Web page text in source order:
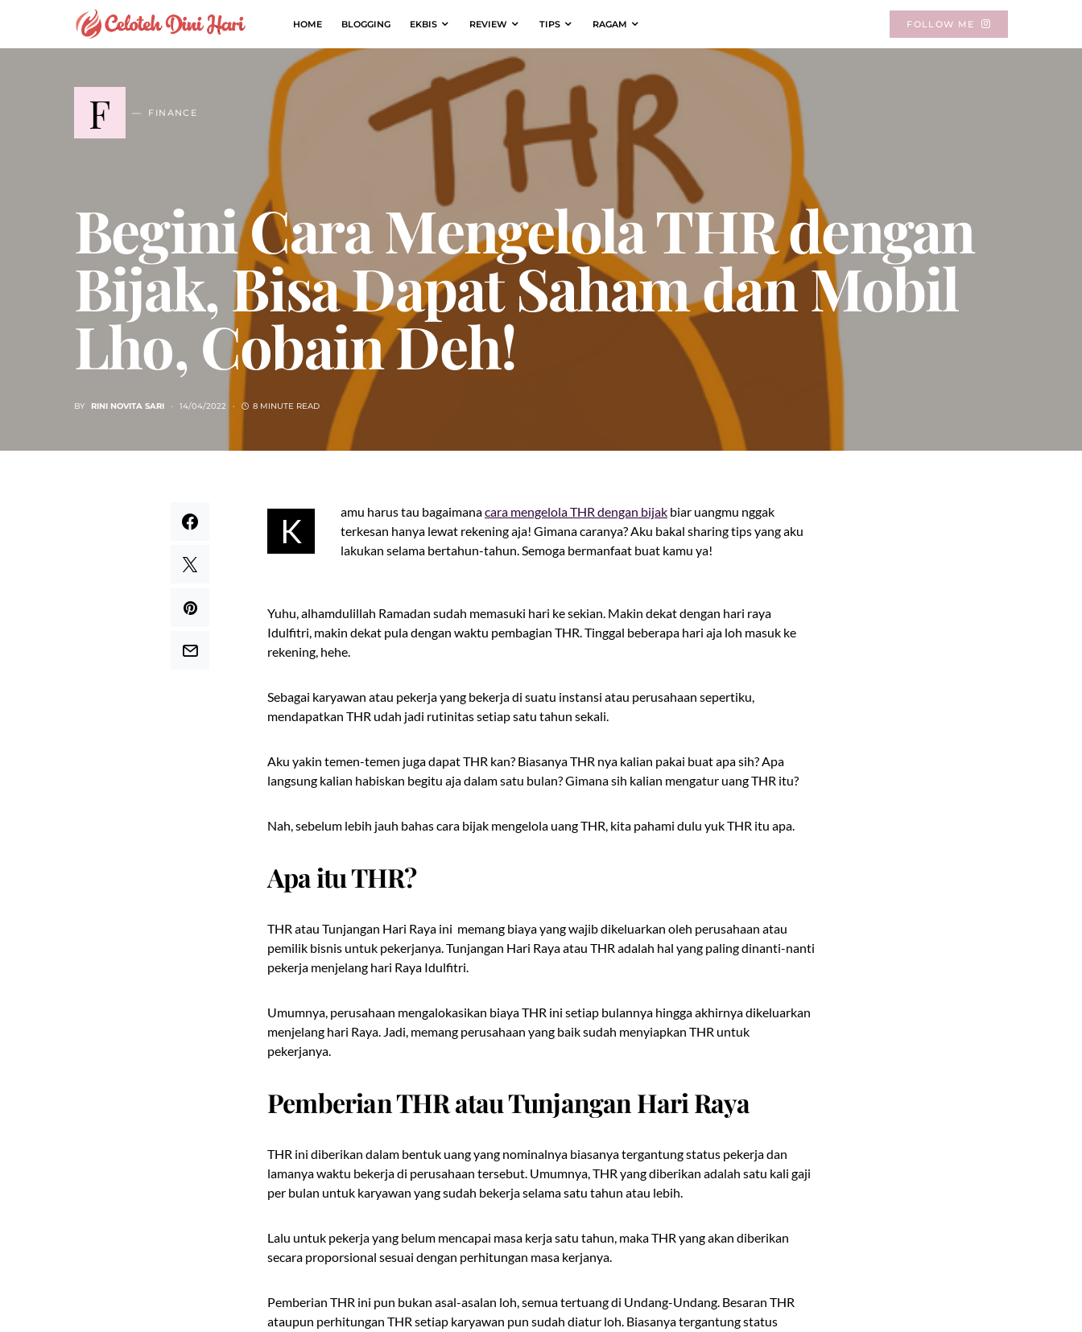
HOME BLOGGING EKBIS REVIEW TIPS RAGAM FOLLOW ME
F FINANCE
Begini Cara Mengelola THR dengan
Bijak, Bisa Dapat Saham dan Mobil
Lho, Cobain Deh!
BY RINI NOVITA SARI 14/04/2022 8 MINUTE READ
K
amu harus tau bagaimanacara mengelola THR dengan bijak biar uangmu nggak
terkesan hanya lewat rekening aja! Gimana caranya? Aku bakal sharing tips yang aku
lakukan selama bertahun-tahun. Semoga bermanfaat buat kamu ya!
Yuhu, alhamdulillah Ramadan sudah memasuki hari ke sekian. Makin dekat dengan hari raya
Idulfitri, makin dekat pula dengan waktu pembagian THR. Tinggal beberapa hari aja loh masuk ke
rekening, hehe.
Sebagai karyawan atau pekerja yang bekerja di suatu instansi atau perusahaan sepertiku,
mendapatkan THR udah jadi rutinitas setiap satu tahun sekali.
Aku yakin temen-temen juga dapat THR kan? Biasanya THR nya kalian pakai buat apa sih? Apa
langsung kalian habiskan begitu aja dalam satu bulan? Gimana sih kalian mengatur uang THR itu?
Nah, sebelum lebih jauh bahas cara bijak mengelola uang THR, kita pahami dulu yuk THR itu apa.
Apa itu THR?
THR atau Tunjangan Hari Raya ini memang biaya yang wajib dikeluarkan oleh perusahaan atau
pemilik bisnis untuk pekerjanya. Tunjangan Hari Raya atau THR adalah hal yang paling dinanti-nanti
pekerja menjelang hari Raya Idulfitri.
Umumnya, perusahaan mengalokasikan biaya THR ini setiap bulannya hingga akhirnya dikeluarkan
menjelang hari Raya. Jadi, memang perusahaan yang baik sudah menyiapkan THR untuk
pekerjanya.
Pemberian THR atau Tunjangan Hari Raya
THR ini diberikan dalam bentuk uang yang nominalnya biasanya tergantung status pekerja dan
lamanya waktu bekerja di perusahaan tersebut. Umumnya, THR yang diberikan adalah satu kali gaji
per bulan untuk karyawan yang sudah bekerja selama satu tahun atau lebih.
Lalu untuk pekerja yang belum mencapai masa kerja satu tahun, maka THR yang akan diberikan
secara proporsional sesuai dengan perhitungan masa kerjanya.
Pemberian THR ini pun bukan asal-asalan loh, semua tertuang di Undang-Undang. Besaran THR
ataupun perhitungan THR setiap karyawan pun sudah diatur loh. Biasanya tergantung status